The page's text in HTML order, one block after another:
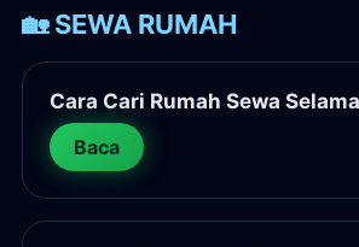
🏡 SEWA RUMAH
Cara Cari Rumah Sewa
Baca